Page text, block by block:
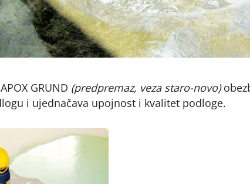
GRUND (predpremaz, veza staro-novo)
i ujednačava upojnost i kvalitet podloge.